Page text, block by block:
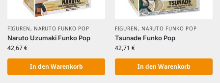
FIGUREN, NARUTO FUNKO POP
Naruto Uzumaki Funko Pop
42,67€
In den Warenkorb
FIGUREN, NARUTO FUNKO POP
Tsunade Funko Pop
42,71 €
In den Warenkorb